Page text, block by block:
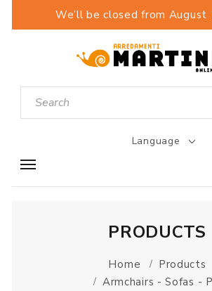
We’ll be closed from August
Language
PRODUCTS
Home
Products
Armchairs - Sofas -